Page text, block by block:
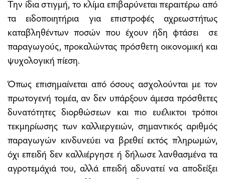
Την ίδια στιγμή, το κλίμα επιβαρύνεται περαιτέρω από
τα ειδοποιητήρια για επιστροφές αχρεωστήτως
καταβληθέντων ποσών που έχουν ήδη φτάσει σε
παραγωγούς, προκαλώντας πρόσθετη οικονομική και
ψυχολογική πίεση.
Όπως επισημαίνεται από όσους ασχολούνται με τον
πρωτογενή τομέα, αν δεν υπάρξουν άμεσα πρόσθετες
δυνατότητες διορθώσεων και πιο ευέλικτοι τρόποι
τεκμηρίωσης των καλλιεργειών, σημαντικός αριθμός
παραγωγών κινδυνεύει να βρεθεί εκτός πληρωμών,
όχι επειδή δεν καλλιέργησε ή δήλωσε λανθασμένα τα
αγροτεμάχιά του, αλλά επειδή αδυνατεί να αποδείξει